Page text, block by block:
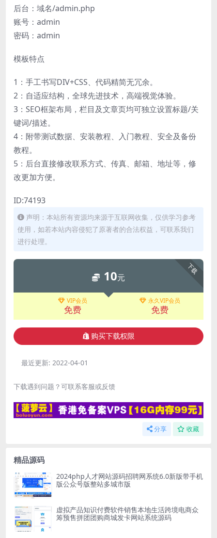
后台：域名/admin.php
账号：admin
密码：admin
模板特点
1：手工书写DIV+CSS、代码精简无冗余。
2：自适应结构，全球先进技术，高端视觉体验。
3：SEO框架布局，栏目及文章页均可独立设置标题/关
键词/描述。
4：附带测试数据、安装教程、入门教程、安全及备份
教程。
5：后台直接修改联系方式、传真、邮箱、地址等，修
改更加方便。
ID:74193
声明：本站所有资源均来源于互联网收集，仅供学习参考
使用，如若本站内容侵犯了原著者的合法权益，可联系我们
进行处理。
下载
10元
VIP会员
免费
永久VIP会员
免费
购买下载权限
最近更新: 2022-04-01
下载遇到问题？可联系客服或反馈
分享 收藏
精品源码
2024php人才网站源码招聘网系统6.0新版带手机
版公众号版整站多城市版
虚拟产品知识付费软件销售本地生活跨境电商众
筹预售拼团团购商城发卡网站系统源码